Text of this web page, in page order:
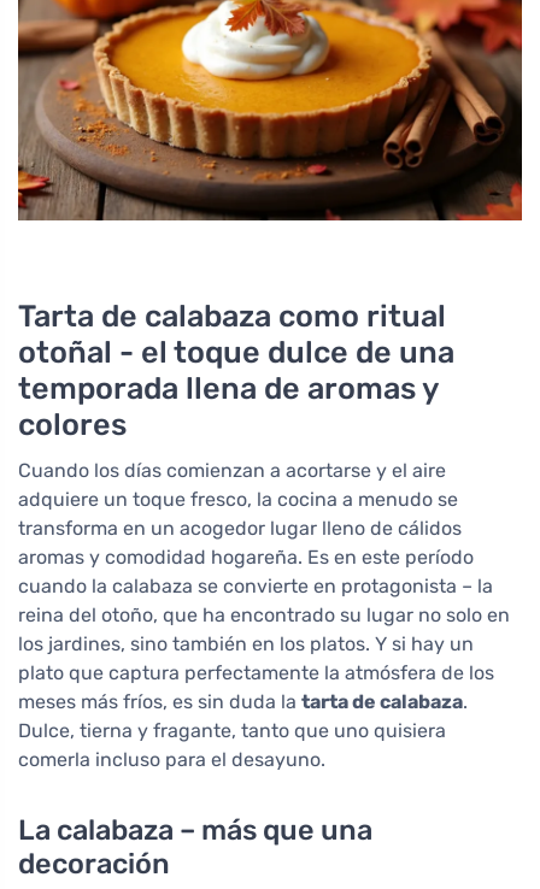
Tarta de calabaza como ritual
otoñal - el toque dulce de una
temporada llena de aromas y
colores
Cuando los días comienzan a acortarse y el aire
adquiere un toque fresco, la cocina a menudo se
transforma en un acogedor lugar lleno de cálidos
aromas y comodidad hogareña. Es en este período
cuando la calabaza se convierte en protagonista – la
reina del otoño, que ha encontrado su lugar no solo en
los jardines, sino también en los platos. Y si hay un
plato que captura perfectamente la atmósfera de los
meses más fríos, es sin duda la tarta de calabaza.
Dulce, tierna y fragante, tanto que uno quisiera
comerla incluso para el desayuno.
La calabaza – más que una
decoración